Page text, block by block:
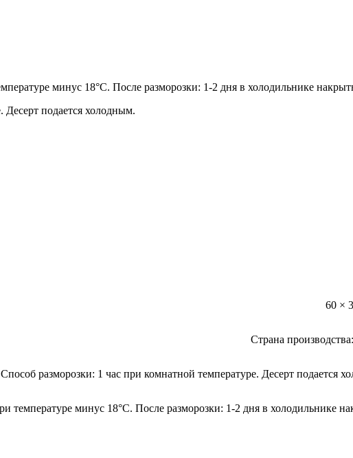
минус 18°С. После разморозки: 1-2 дня в холодильнике
Десерт подается холодным.
60 ×
Страна
Способ разморозки: 1 час при комнатной температуре. Десерт подается
температуре минус 18°С. После разморозки: 1-2 дня в холодильнике